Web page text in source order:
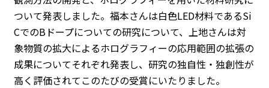
ついて発表しました。福本さんは白色LED材料であるSi
CでのBドープについての研究について、上地さんは対
象物質の拡大によるホログラフィーの応用範囲の拡張の
成果についてそれぞれ発表し、研究の独自性・独創性が
高く評価されてこのたびの受賞にいたりました。